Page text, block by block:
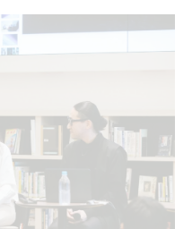
場所に残されていくのです